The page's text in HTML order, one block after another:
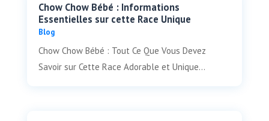
Chow Chow Bébé : Informations
Essentielles sur cette Race Unique
Blog
Chow Chow Bébé : Tout Ce Que Vous Devez
Savoir sur Cette Race Adorable et Unique...